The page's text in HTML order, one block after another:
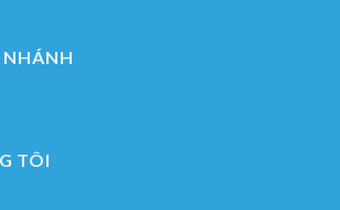
NHÁNH
TÔI